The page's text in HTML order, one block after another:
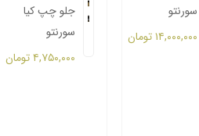
سورنتو
۱۴,۰۰۰,۰۰۰تومان
جلو چپ کیا
سورنتو
۴,۷۵۰,۰۰۰تومان